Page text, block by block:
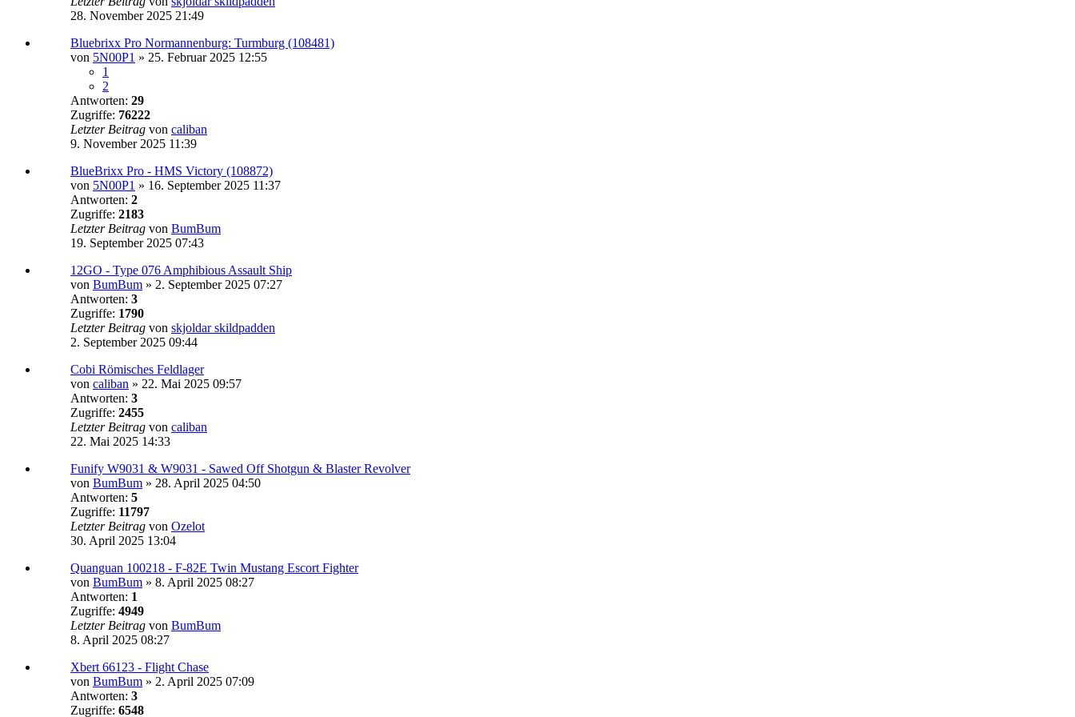
28. November 2025 21:49
Bluebrixx Pro Normannenburg: Turmburg (108481)
von 5N00P1 » 25. Februar 2025 12:55
1
2
Antworten: 29
Zugriffe: 76222
Letzter Beitrag von caliban
9. November 2025 11:39
BlueBrixx Pro - HMS Victory (108872)
von 5N00P1 » 16. September 2025 11:37
Antworten: 2
Zugriffe: 2183
Letzter Beitrag von BumBum
19. September 2025 07:43
12GO - Type 076 Amphibious Assault Ship
von BumBum » 2. September 2025 07:27
Antworten: 3
Zugriffe: 1790
Letzter Beitrag von skjoldar skildpadden
2. September 2025 09:44
Cobi Römisches Feldlager
von caliban » 22. Mai 2025 09:57
Antworten: 3
Zugriffe: 2455
Letzter Beitrag von caliban
22. Mai 2025 14:33
Funify W9031 & W9031 - Sawed Off Shotgun & Blaster Revolver
von BumBum » 28. April 2025 04:50
Antworten: 5
Zugriffe: 11797
Letzter Beitrag von Ozelot
30. April 2025 13:04
Quanguan 100218 - F-82E Twin Mustang Escort Fighter
von BumBum » 8. April 2025 08:27
Antworten: 1
Zugriffe: 4949
Letzter Beitrag von BumBum
8. April 2025 08:27
Xbert 66123 - Flight Chase
von BumBum » 2. April 2025 07:09
Antworten: 3
Zugriffe: 6548